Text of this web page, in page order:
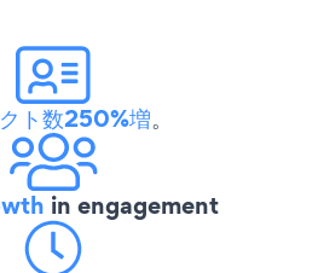
ト数250%増。
in engagement